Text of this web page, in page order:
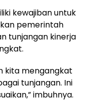
kewajiban untuk
pemerintah
tunjangan kinerja
kita mengangkat
tunjangan. Ini
imbuhnya.